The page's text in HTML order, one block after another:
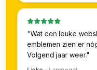
"Wat een leuke
emblemen zien er
Volgend jaar weer."